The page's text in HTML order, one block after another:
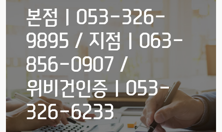
본점ㅣ053-326-
9895 / 지점ㅣ063-
856-0907 /
위비건인증ㅣ053-
326-6233